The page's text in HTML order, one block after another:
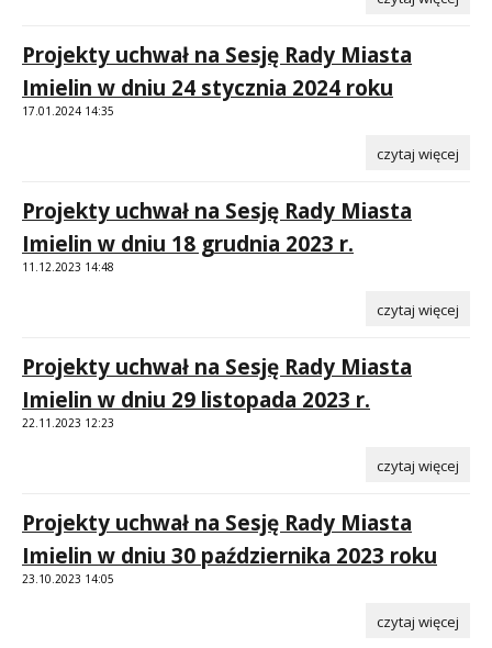
Projekty uchwał na Sesję Rady Miasta
Imielin w dniu 24 stycznia 2024 roku
17.01.2024 14:35
czytaj więcej
Projekty uchwał na Sesję Rady Miasta
Imielin w dniu 18 grudnia 2023 r.
11.12.2023 14:48
czytaj więcej
Projekty uchwał na Sesję Rady Miasta
Imielin w dniu 29 listopada 2023 r.
22.11.2023 12:23
czytaj więcej
Projekty uchwał na Sesję Rady Miasta
Imielin w dniu 30 października 2023 roku
23.10.2023 14:05
czytaj więcej